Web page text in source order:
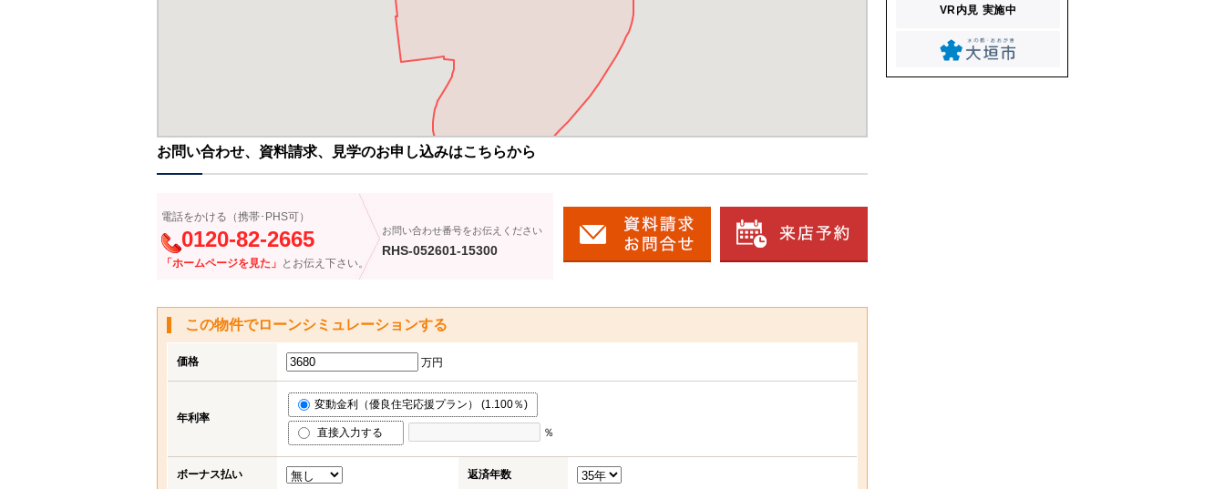
お問い合わせ、資料請求、見学のお申し込みはこちらから
電話をかける（携帯･PHS可）
0120-82-2665
「ホームページを見た」 とお伝え下さい。
お問い合わせ番号をお伝えください
RHS-052601-15300
この物件でローンシミュレーションする
価格 万円
年利率
変動金利（優良住宅応援プラン） (1.100％)
直接入力する ％
ボーナス払い 返済年数
VR内見 実施中